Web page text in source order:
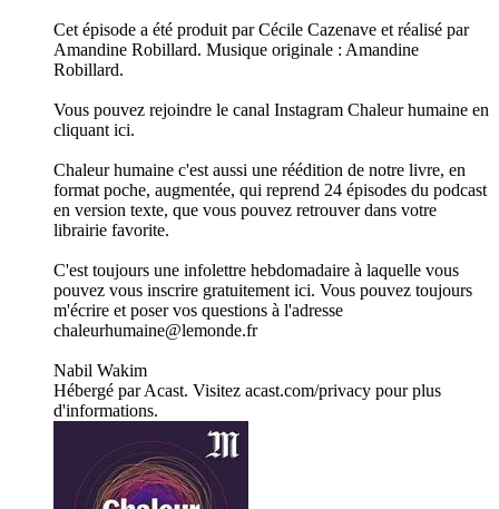
Cet épisode a été produit par Cécile Cazenave et réalisé par
Amandine Robillard. Musique originale : Amandine
Robillard.
Vous pouvez rejoindre le canal Instagram Chaleur humaine en
cliquant ici.
Chaleur humaine c'est aussi une réédition de notre livre, en
format poche, augmentée, qui reprend 24 épisodes du podcast
en version texte, que vous pouvez retrouver dans votre
librairie favorite.
C'est toujours une infolettre hebdomadaire à laquelle vous
pouvez vous inscrire gratuitement ici. Vous pouvez toujours
m'écrire et poser vos questions à l'adresse
chaleurhumaine@lemonde.fr
Nabil Wakim
Hébergé par Acast. Visitez acast.com/privacy pour plus
d'informations.